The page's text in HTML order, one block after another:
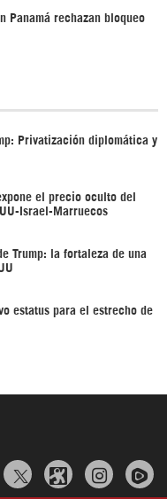
Panamá rechazan bloqueo
Privatización diplomática y
el precio oculto del
Israel-Marruecos
Trump: la fortaleza de una
estatus para el estrecho de
  